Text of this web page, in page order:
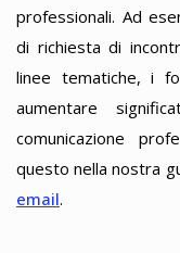
professionali. Ad
di richiesta di
linee tematiche, i
aumentare
comunicazione
questo nella nostra
email.